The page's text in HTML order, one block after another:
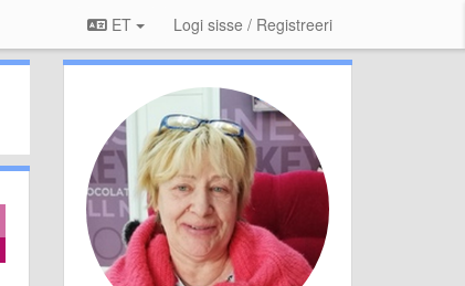
ET Logi sisse / Registreeri